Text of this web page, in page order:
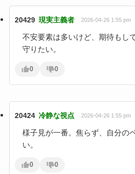
20429 現実主義者 2026-04-26 1:55 pm
不安要素は多いけど、期待もし
守りたい。
0 0
20424 冷静な視点 2026-04-26 1:55 pm
様子見が一番。焦らず、自分の
い。
0 0